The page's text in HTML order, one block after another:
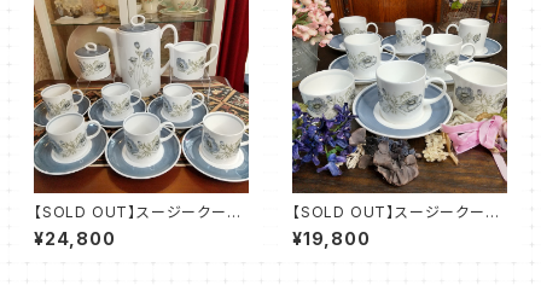
【SOLD OUT】スージークーパ
ー・グレンミスト・コーヒーセット
（SCGM1205）
¥24,800
【SOLD OUT】スージークーパ
ー・グレンミスト・コーヒーセット
（SCGM1201）
¥19,800